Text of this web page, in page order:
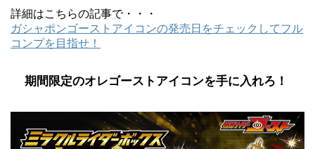
詳細はこちらの記事で・・・
ガシャポンゴーストアイコンの発売日をチェックしてフル
コンプを目指せ！
期間限定のオレゴーストアイコンを手に入れろ！